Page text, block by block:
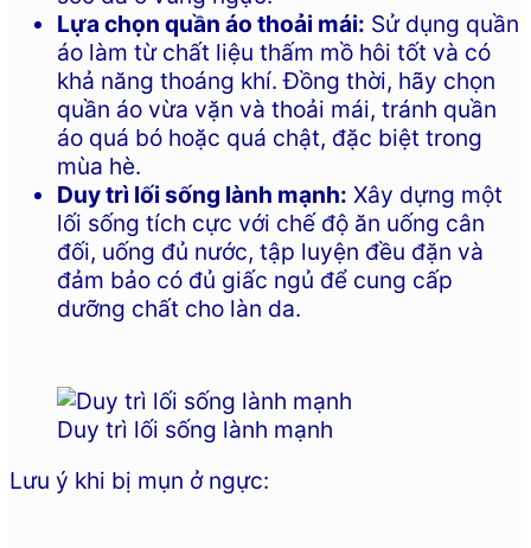
Lựa chọn quần áo thoải mái: Sử dụng quần
áo làm từ chất liệu thấm mồ hôi tốt và có
khả năng thoáng khí. Đồng thời, hãy chọn
quần áo vừa vặn và thoải mái, tránh quần
áo quá bó hoặc quá chật, đặc biệt trong
mùa hè.
Duy trì lối sống lành mạnh: Xây dựng một
lối sống tích cực với chế độ ăn uống cân
đối, uống đủ nước, tập luyện đều đặn và
đảm bảo có đủ giấc ngủ để cung cấp
dưỡng chất cho làn da.
Duy trì lối sống lành mạnh
Lưu ý khi bị mụn ở ngực: